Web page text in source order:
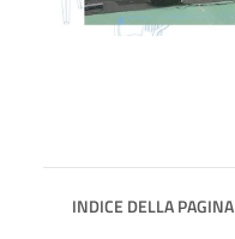
INDICE DELLA PAGINA